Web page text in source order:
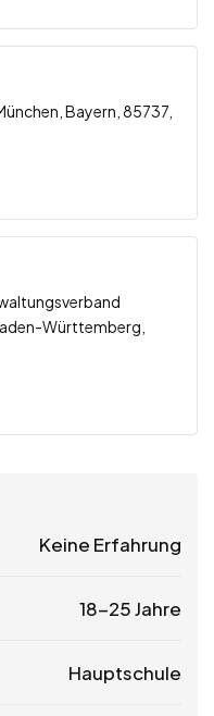
Bayern, 85737,
Württemberg,
Keine Erfahrung
18-25 Jahre
Hauptschule